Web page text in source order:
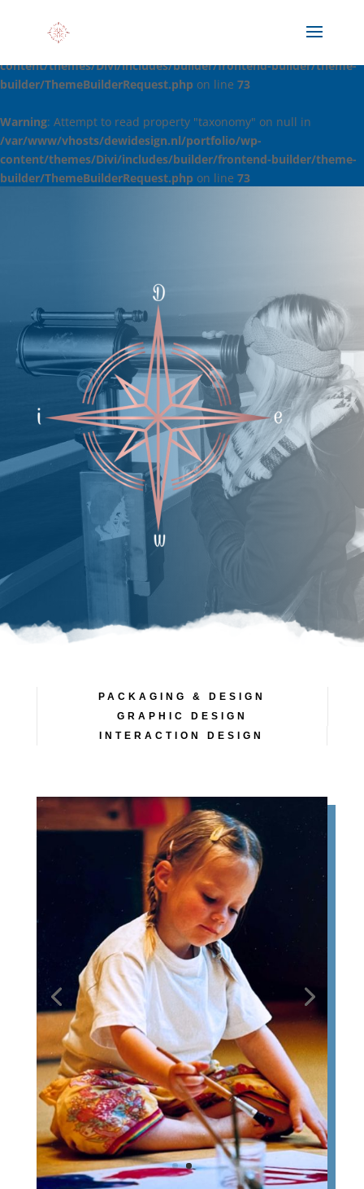
: Attempt to read property "taxonomy" on null in
/var/www/vhosts/dewidesign.nl/portfolio/wp-
content/themes/Divi/includes/builder/frontend-builder/theme-
builder/ThemeBuilderRequest.php on line 73
Warning: Attempt to read property "taxonomy" on null in
/var/www/vhosts/dewidesign.nl/portfolio/wp-
content/themes/Divi/includes/builder/frontend-builder/theme-
builder/ThemeBuilderRequest.php on line 73
PACKAGING & DESIGN
GRAPHIC DESIGN
INTERACTION DESIGN